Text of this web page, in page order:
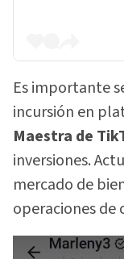
Es importante
incursión en
Maestra de
inversiones.
mercado de
operaciones de